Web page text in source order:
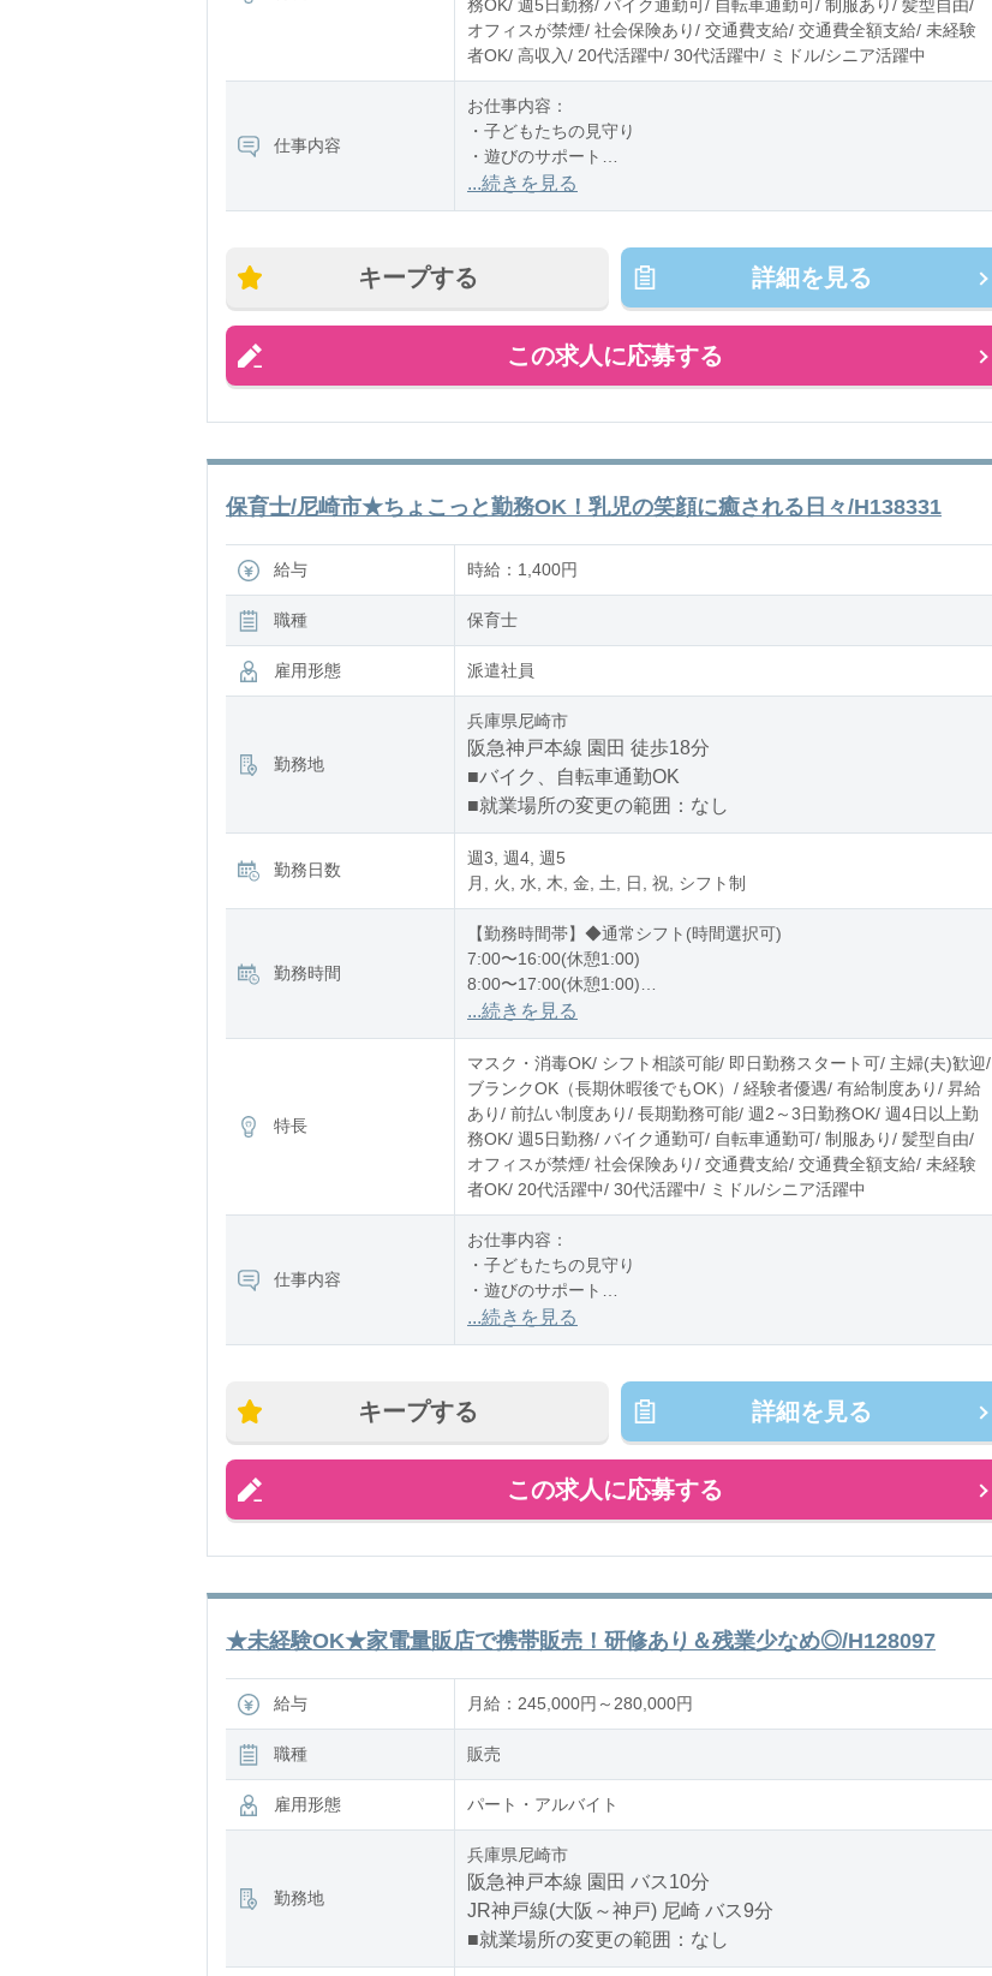
務OK/ 週5日勤務/ バイク通勤可/ 自転車通勤可/ 制服あり/ 髪型自由/
オフィスが禁煙/ 社会保険あり/ 交通費支給/ 交通費全額支給/ 未経験
者OK/ 高収入/ 20代活躍中/ 30代活躍中/ ミドル/シニア活躍中
仕事内容
お仕事内容：
・子どもたちの見守り
・遊びのサポート
・お散歩の付き添い
・園内の掃除、消毒 など
担当クラス：乳児またはクラスフリー
時間ごとのお仕事
...続きを見る
キープする 詳細を見る
この求人に応募する
保育士/尼崎市★ちょこっと勤務OK！乳児の笑顔に癒される日々/H138331
給与 時給：1,400円
職種 保育士
雇用形態 派遣社員
勤務地
兵庫県尼崎市
阪急神戸本線 園田 徒歩18分
■バイク、自転車通勤OK
■就業場所の変更の範囲：なし
勤務日数
週3, 週4, 週5
月, 火, 水, 木, 金, 土, 日, 祝, シフト制
勤務時間
【勤務時間帯】◆通常シフト(時間選択可)
7:00〜16:00(休憩1:00)
8:00〜17:00(休憩1:00)
12:00〜21:00(休憩1:00)
※残業：0〜10時間程度/月
...続きを見る
特長
マスク・消毒OK/ シフト相談可能/ 即日勤務スタート可/ 主婦(夫)歓迎/
ブランクOK（長期休暇後でもOK）/ 経験者優遇/ 有給制度あり/ 昇給
あり/ 前払い制度あり/ 長期勤務可能/ 週2～3日勤務OK/ 週4日以上勤
務OK/ 週5日勤務/ バイク通勤可/ 自転車通勤可/ 制服あり/ 髪型自由/
オフィスが禁煙/ 社会保険あり/ 交通費支給/ 交通費全額支給/ 未経験
者OK/ 20代活躍中/ 30代活躍中/ ミドル/シニア活躍中
仕事内容
お仕事内容：
・子どもたちの見守り
・遊びのサポート
・お散歩の付き添い
・園内の掃除、消毒 など
担当クラス：乳児またはクラスフリー
時間ごとのお仕事
...続きを見る
キープする 詳細を見る
この求人に応募する
★未経験OK★家電量販店で携帯販売！研修あり＆残業少なめ◎/H128097
給与 月給：245,000円～280,000円
職種 販売
雇用形態 パート・アルバイト
勤務地
兵庫県尼崎市
阪急神戸本線 園田 バス10分
JR神戸線(大阪～神戸) 尼崎 バス9分
■就業場所の変更の範囲：なし